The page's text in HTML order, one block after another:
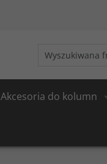
Akcesoria do kolumn